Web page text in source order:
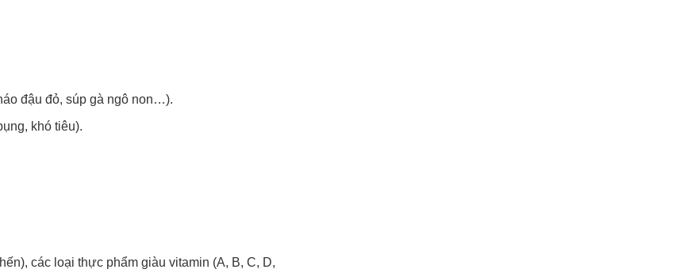
đậu đỏ, súp gà ngô non…).
khó tiêu).
các loại thực phẩm giàu vitamin (A, B, C, D,